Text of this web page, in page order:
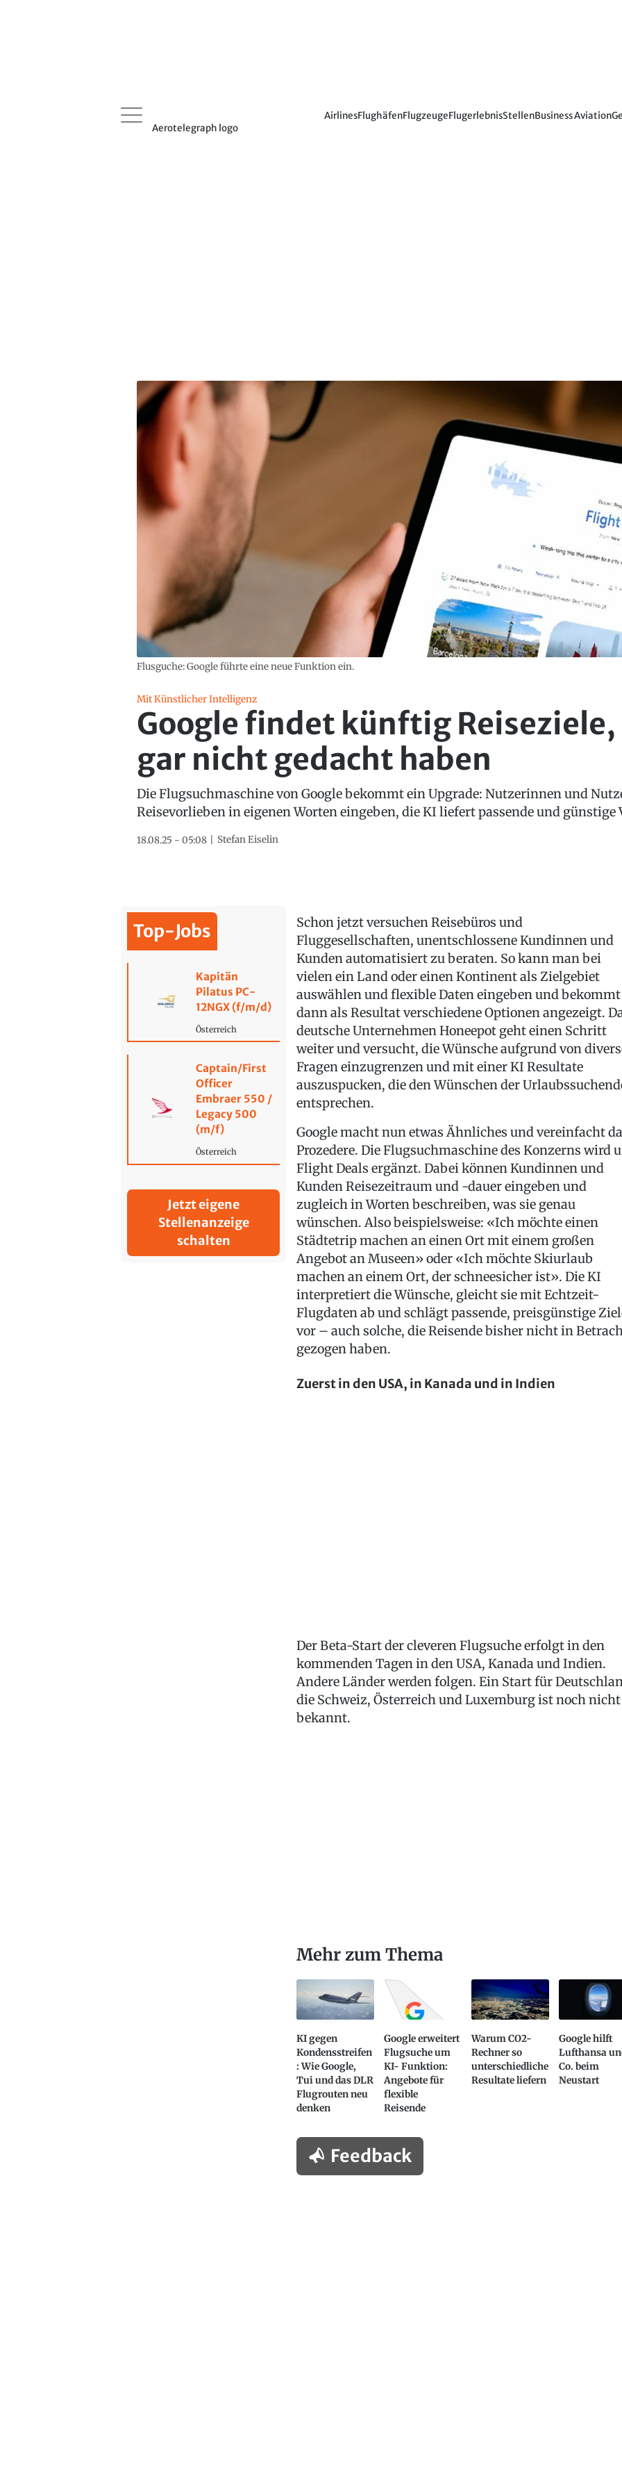
Aerotelegraph logo
AirlinesFlughäfenFlugzeugeFlugerlebnisStellenBusiness Aviation
Flusguche: Google führte eine neue Funktion ein.
Mit Künstlicher Intelligenz
Google findet künftig Reiseziele,
gar nicht gedacht haben
Die Flugsuchmaschine von Google bekommt ein Upgrade: Nutzerinnen und
Reisevorlieben in eigenen Worten eingeben, die KI liefert passende und günstige
18.08.25 - 05:08 Stefan Eiselin
Top-Jobs
Kapitän
Pilatus PC-
12NGX (f/m/d)
Österreich
Captain/First
Officer
Embraer 550 /
Legacy 500
(m/f)
Österreich
Jetzt eigene
Stellenanzeige
schalten
Schon jetzt versuchen Reisebüros und
Fluggesellschaften, unentschlossene Kundinnen und
Kunden automatisiert zu beraten. So kann man bei
vielen ein Land oder einen Kontinent als Zielgebiet
auswählen und flexible Daten eingeben und bekommt
dann als Resultat verschiedene Optionen angezeigt.
deutsche Unternehmen Honeepot geht einen Schritt
weiter und versucht, die Wünsche aufgrund von
Fragen einzugrenzen und mit einer KI Resultate
auszuspucken, die den Wünschen der
entsprechen.
Google macht nun etwas Ähnliches und vereinfacht
Prozedere. Die Flugsuchmaschine des Konzerns wird
Flight Deals ergänzt. Dabei können Kundinnen und
Kunden Reisezeitraum und -dauer eingeben und
zugleich in Worten beschreiben, was sie genau
wünschen. Also beispielsweise: «Ich möchte einen
Städtetrip machen an einen Ort mit einem großen
Angebot an Museen» oder «Ich möchte Skiurlaub
machen an einem Ort, der schneesicher ist». Die KI
interpretiert die Wünsche, gleicht sie mit Echtzeit-
Flugdaten ab und schlägt passende, preisgünstige
vor – auch solche, die Reisende bisher nicht in
gezogen haben.
Zuerst in den USA, in Kanada und in Indien
Der Beta-Start der cleveren Flugsuche erfolgt in den
kommenden Tagen in den USA, Kanada und Indien.
Andere Länder werden folgen. Ein Start für
die Schweiz, Österreich und Luxemburg ist noch nicht
bekannt.
Mehr zum Thema
KI gegen
Kondensstreifen
: Wie Google,
Tui und das DLR
Flugrouten neu
denken
Google erweitert
Flugsuche um
KI- Funktion:
Angebote für
flexible
Reisende
Warum CO2-
Rechner so
unterschiedliche
Resultate liefern
Google hilft
Lufthansa
Co. beim
Neustart
Feedback